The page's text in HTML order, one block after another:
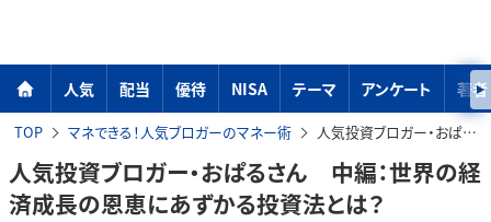
人気 配当 優待 NISA テーマ アンケート 著者
TOP マネできる！人気ブロガーのマネー術 人気投資ブロガー・おぱるさん 中編：世界の経済成長の恩恵にあずかる投資法とは？
人気投資ブロガー・おぱるさん 中編：世界の経
済成長の恩恵にあずかる投資法とは？